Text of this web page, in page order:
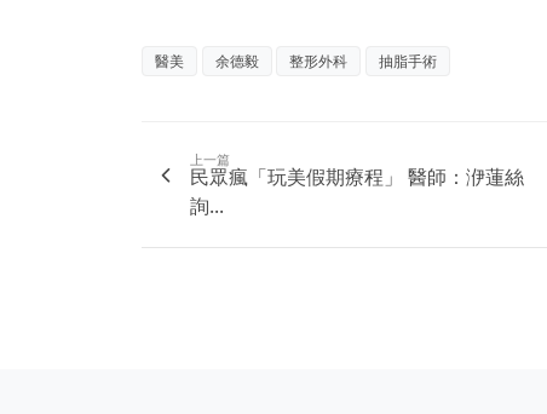
醫美 余德毅 整形外科 抽脂手術
上一篇
民眾瘋「玩美假期療程」 醫師：洢蓮絲
詢...